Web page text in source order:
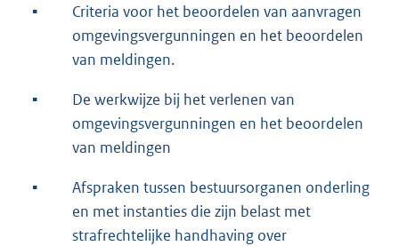
▪︎
Criteria voor het beoordelen van aanvragen
omgevingsvergunningen en het beoordelen
van meldingen.
▪︎
De werkwijze bij het verlenen van
omgevingsvergunningen en het beoordelen
van meldingen
▪︎
Afspraken tussen bestuursorganen onderling
en met instanties die zijn belast met
strafrechtelijke handhaving over